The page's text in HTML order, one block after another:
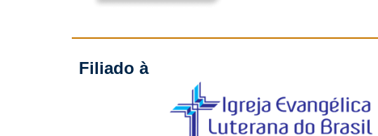
Filiado à